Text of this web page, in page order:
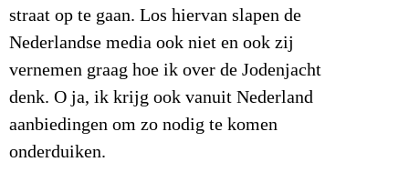
straat op te gaan. Los hiervan slapen de
Nederlandse media ook niet en ook zij
vernemen graag hoe ik over de Jodenjacht
denk. O ja, ik krijg ook vanuit Nederland
aanbiedingen om zo nodig te komen
onderduiken.